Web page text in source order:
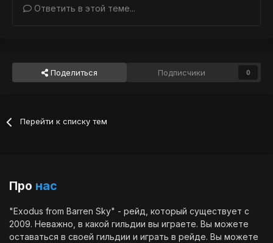
Ответить в этой теме...
Поделиться Подписчики 0
Перейти к списку тем
Про нас
"Exodus from Barren Sky" - рейд, который существует с
2009. Неважно, в какой гильдии вы играете. Вы можете
оставаться в своей гильдии и играть в рейде. Вы можете